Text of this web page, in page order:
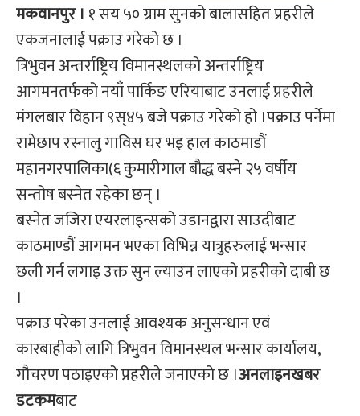
मकवानपुर । १ सय ५० ग्राम सुनको बालासहित प्रहरीले
एकजनालाई पक्राउ गरेको छ ।
त्रिभुवन अन्तर्राष्ट्रिय विमानस्थलको अन्तर्राष्ट्रिय
आगमनतर्फको नयाँ पार्किङ एरियाबाट उनलाई प्रहरीले
मंगलबार विहान ९स्४५ बजे पक्राउ गरेको हो ।पक्राउ पर्नेमा
रामेछाप रस्नालु गाविस घर भइ हाल काठमाडौं
महानगरपालिका(६ कुमारीगाल बौद्ध बस्‍ने २५ वर्षीय
सन्तोष बस्‍नेत रहेका छन् ।
बस्‍नेत जजिरा एयरलाइन्सको उडानद्वारा साउदीबाट
काठमाण्डौं आगमन भएका विभिन्न यात्रुहरुलाई भन्सार
छली गर्न लगाइ उक्त सुन ल्याउन लाएको प्रहरीको दाबी छ
।
पक्राउ परेका उनलाई आवश्यक अनुसन्धान एवं
कारबाहीको लागि त्रिभुवन विमानस्थल भन्सार कार्यालय,
गौचरण पठाइएको प्रहरीले जनाएको छ ।अनलाइनखबर
डटकमबाट